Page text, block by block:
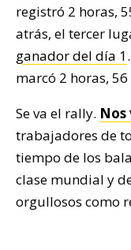
registró 2 horas,
atrás, el tercer
ganador del día 1
marcó 2 horas,
Se va el rally. Nos
trabajadores de
tiempo de los
clase mundial y
orgullosos como